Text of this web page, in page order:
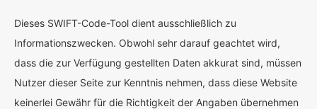
Dieses SWIFT-Code-Tool dient ausschließlich zu
Informationszwecken. Obwohl sehr darauf geachtet wird,
dass die zur Verfügung gestellten Daten akkurat sind, müssen
Nutzer dieser Seite zur Kenntnis nehmen, dass diese Website
keinerlei Gewähr für die Richtigkeit der Angaben übernehmen